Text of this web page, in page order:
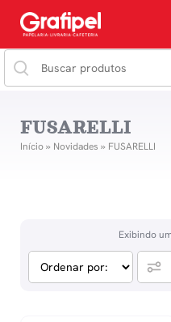
FUSARELLI
Início» Novidades » FUSARELLI
Exibindo